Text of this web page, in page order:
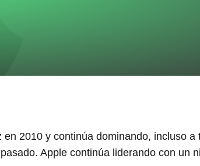
2010 y continúa dominando, incluso a
Apple continúa liderando con un